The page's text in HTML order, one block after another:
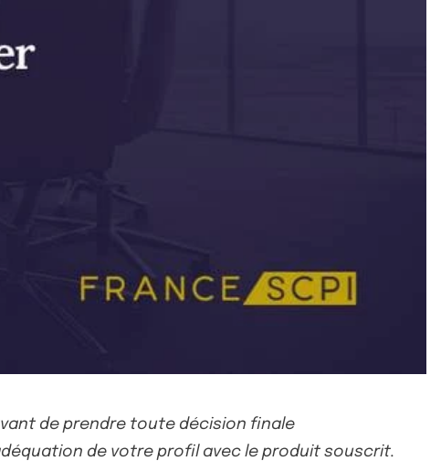
de prendre toute décision finale
de votre profil avec le produit souscrit.